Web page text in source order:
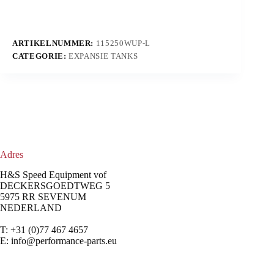
ARTIKELNUMMER: 115250WUP-L
CATEGORIE:EXPANSIE TANKS
Adres
H&S Speed Equipment vof
DECKERSGOEDTWEG 5
5975 RR SEVENUM
NEDERLAND
T: +31 (0)77 467 4657
E: info@performance-parts.eu